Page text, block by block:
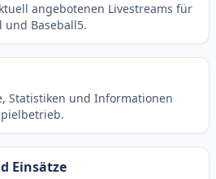
angebotenen Livestreams für
und Baseball5.
Statistiken und Informationen
Einsätze